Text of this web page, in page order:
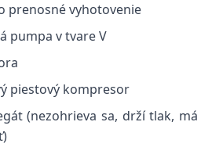
prenosné vyhotovenie
pumpa v tvare V
piestový kompresor
(nezohrieva sa, drží tlak, má